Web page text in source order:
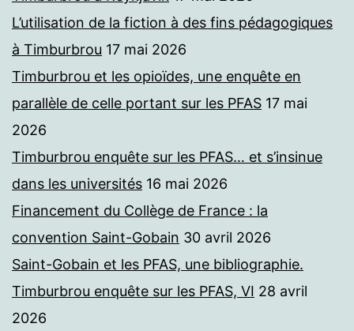
L’utilisation de la fiction à des fins pédagogiques
à Timburbrou 17 mai 2026
Timburbrou et les opioïdes, une enquête en
parallèle de celle portant sur les PFAS 17 mai
2026
Timburbrou enquête sur les PFAS… et s’insinue
dans les universités 16 mai 2026
Financement du Collège de France : la
convention Saint-Gobain 30 avril 2026
Saint-Gobain et les PFAS, une bibliographie.
Timburbrou enquête sur les PFAS, VI 28 avril
2026